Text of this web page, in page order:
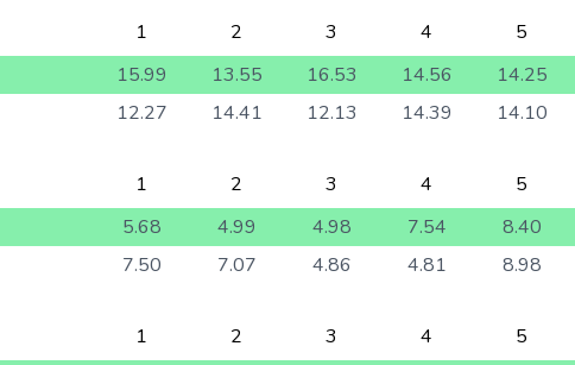
1 2 3 4 5
15.99 13.55 16.53 14.56 14.25
12.27 14.41 12.13 14.39 14.10
1 2 3 4 5
5.68 4.99 4.98 7.54 8.40
7.50 7.07 4.86 4.81 8.98
1 2 3 4 5